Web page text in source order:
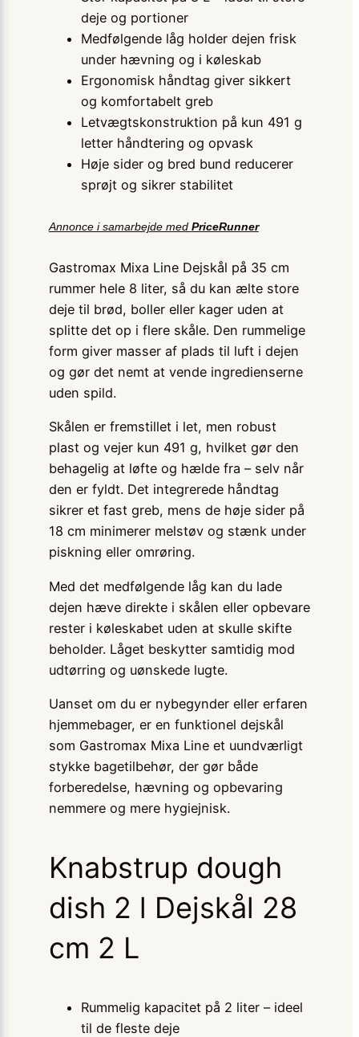
deje og portioner
Medfølgende låg holder dejen frisk
under hævning og i køleskab
Ergonomisk håndtag giver sikkert
og komfortabelt greb
Letvægtskonstruktion på kun 491 g
letter håndtering og opvask
Høje sider og bred bund reducerer
sprøjt og sikrer stabilitet
Annonce i samarbejde med PriceRunner
Gastromax Mixa Line Dejskål på 35 cm
rummer hele 8 liter, så du kan ælte store
deje til brød, boller eller kager uden at
splitte det op i flere skåle. Den rummelige
form giver masser af plads til luft i dejen
og gør det nemt at vende ingredienserne
uden spild.
Skålen er fremstillet i let, men robust
plast og vejer kun 491 g, hvilket gør den
behagelig at løfte og hælde fra – selv når
den er fyldt. Det integrerede håndtag
sikrer et fast greb, mens de høje sider på
18 cm minimerer melstøv og stænk under
piskning eller omrøring.
Med det medfølgende låg kan du lade
dejen hæve direkte i skålen eller opbevare
rester i køleskabet uden at skulle skifte
beholder. Låget beskytter samtidig mod
udtørring og uønskede lugte.
Uanset om du er nybegynder eller erfaren
hjemmebager, er en funktionel dejskål
som Gastromax Mixa Line et uundværligt
stykke bagetilbehør, der gør både
forberedelse, hævning og opbevaring
nemmere og mere hygiejnisk.
Knabstrup dough
dish 2 l Dejskål 28
cm 2 L
Rummelig kapacitet på 2 liter – ideel
til de fleste deje